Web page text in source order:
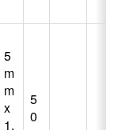
5
m
m
x
1.
5
0